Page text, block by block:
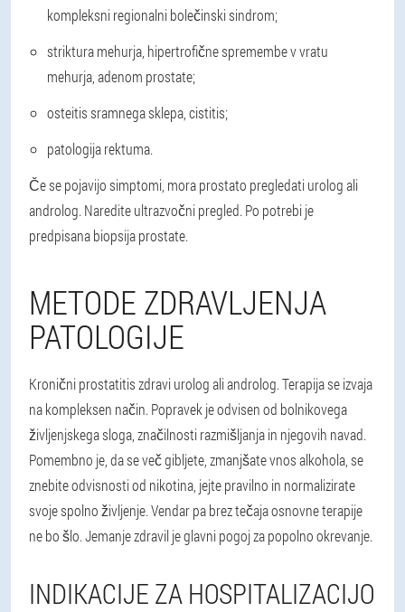
kompleksni regionalni bolečinski sindrom;
striktura mehurja, hipertrofične spremembe v vratu
mehurja, adenom prostate;
osteitis sramnega sklepa, cistitis;
patologija rektuma.
Če se pojavijo simptomi, mora prostato pregledati urolog ali
androlog. Naredite ultrazvočni pregled. Po potrebi je
predpisana biopsija prostate.
METODE ZDRAVLJENJA
PATOLOGIJE
Kronični prostatitis zdravi urolog ali androlog. Terapija se izvaja
na kompleksen način. Popravek je odvisen od bolnikovega
življenjskega sloga, značilnosti razmišljanja in njegovih navad.
Pomembno je, da se več gibljete, zmanjšate vnos alkohola, se
znebite odvisnosti od nikotina, jejte pravilno in normalizirate
svoje spolno življenje. Vendar pa brez tečaja osnovne terapije
ne bo šlo. Jemanje zdravil je glavni pogoj za popolno okrevanje.
INDIKACIJE ZA HOSPITALIZACIJO